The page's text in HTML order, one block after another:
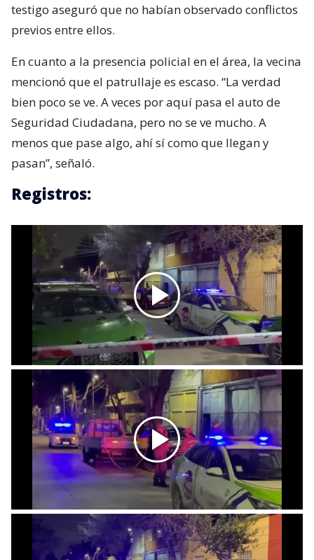
testigo aseguró que no habían observado conflictos
previos entre ellos.
En cuanto a la presencia policial en el área, la vecina
mencionó que el patrullaje es escaso. “La verdad
bien poco se ve. A veces por aquí pasa el auto de
Seguridad Ciudadana, pero no se ve mucho. A
menos que pase algo, ahí sí como que llegan y
pasan”, señaló.
Registros: